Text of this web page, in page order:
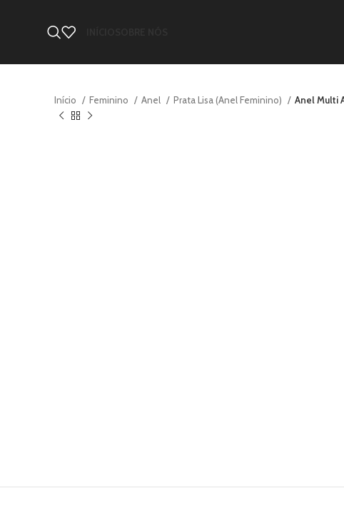
Início Feminino Anel Prata Lisa (Anel Feminino) Anel Multi